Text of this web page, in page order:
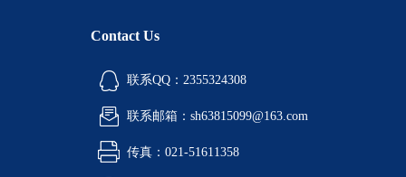
Contact Us
联系QQ：2355324308
联系邮箱：sh63815099@163.com
传真：021-51611358